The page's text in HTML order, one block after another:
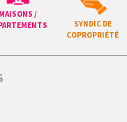
MAISONS /
SYNDIC DE
COPROPRIÉTÉ